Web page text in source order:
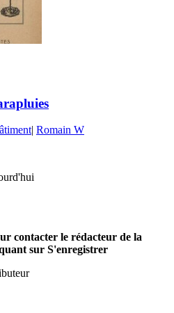
| Romain W
contacter le rédacteur de la
sur S'enregistrer